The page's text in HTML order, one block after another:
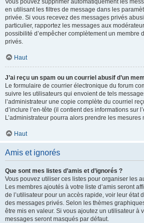
Vous pouvez supprimer automatiquement les
en utilisant les filtres de message dans les
privée. Si vous recevez des messages privés
particulier, rapportez les messages aux
possibilité d’empêcher complètement un membre
privés.
Haut
J’ai reçu un spam ou un courriel abusif d’un
Le formulaire de courrier électronique du forum
suivre les utilisateurs qui envoient de tels
l’administrateur une copie complète du courriel
d’inclure l’en-tête (il contient des informations sur
L’administrateur pourra alors prendre les mesures
Haut
Amis et ignorés
Que sont mes listes d’amis et d’ignorés ?
Vous pouvez utiliser ces listes pour organiser les
Les membres ajoutés à votre liste d’amis seront
de l’utilisateur pour un accès rapide, voir leur état
des messages privés. Selon les thèmes
être mis en valeur. Si vous ajoutez un utilisateur à
messages seront masqués par défaut.